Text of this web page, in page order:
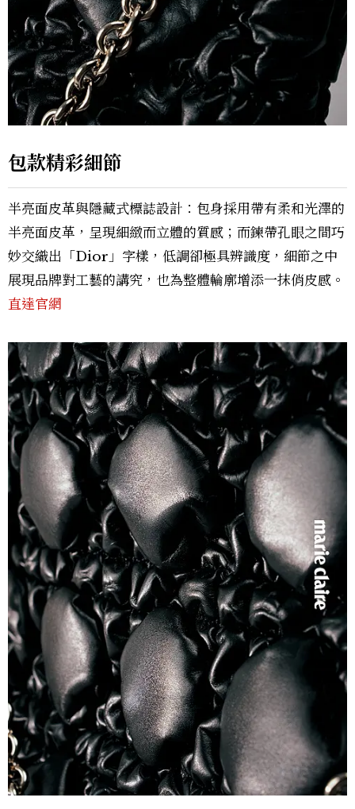
包款精彩細節
半亮面皮革與隱藏式標誌設計：包身採用帶有柔和光澤的
半亮面皮革，呈現細緻而立體的質感；而鍊帶孔眼之間巧
妙交織出「Dior」字樣，低調卻極具辨識度，細節之中
展現品牌對工藝的講究，也為整體輪廓增添一抹俏皮感。
直達官網